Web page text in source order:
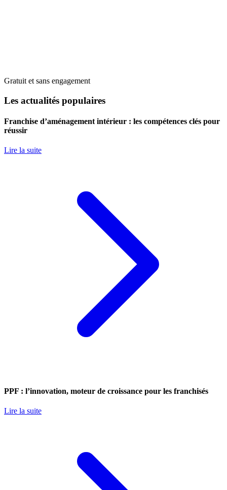
Gratuit et sans engagement
Les actualités populaires
Franchise d’aménagement intérieur : les compétences clés pour
réussir
Lire la suite
PPF : l’innovation, moteur de croissance pour les franchisés
Lire la suite